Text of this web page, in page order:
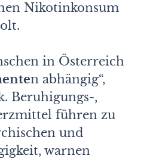
Nikotinkonsum
in Österreich
n abhängig“,
Beruhigungs-,
führen zu
und
warnen